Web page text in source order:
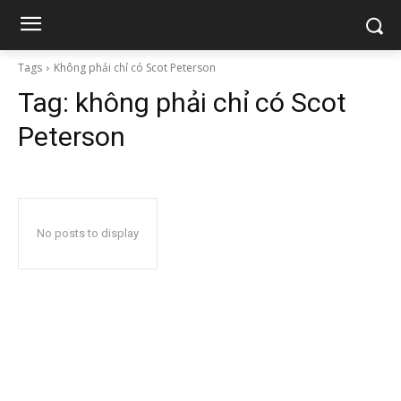
Tags Không phải chỉ có Scot Peterson
Tag: không phải chỉ có Scot
Peterson
No posts to display